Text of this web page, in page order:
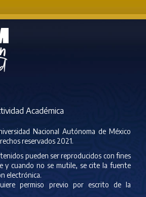
Académica
Nacional Autónoma de México
reservados 2021.
pueden ser reproducidos con fines
y cuando no se mutile, se cite la fuente
electrónica.
permiso previo por escrito de la